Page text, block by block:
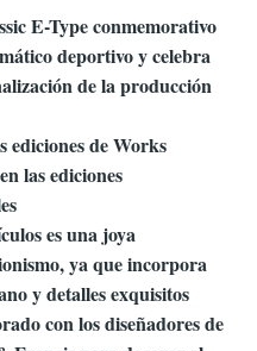
E-Type conmemorativo
deportivo y celebra
de la producción
ediciones de Works
las ediciones
es una joya
ya que incorpora
y detalles exquisitos
con los diseñadores de